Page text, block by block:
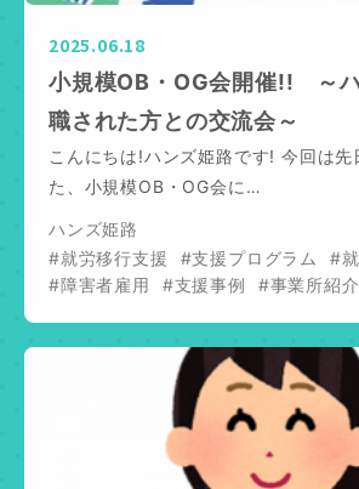
2025.06.18
小規模OB・OG会開催!! ～
職された方との交流会～
こんにちは!ハンズ姫路です! 今回は先
た、小規模OB・OG会に…
ハンズ姫路
#就労移行支援
#支援プログラム #
#障害者雇用
#支援事例 #事業所紹介